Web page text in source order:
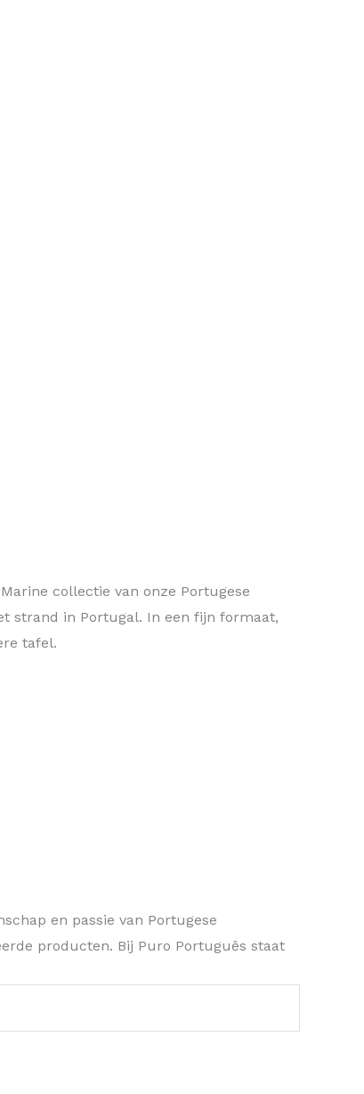
collectie van onze Portugese
strand in Portugal. In een fijn formaat,
tafel.
en passie van Portugese
producten. Bij Puro Português staat